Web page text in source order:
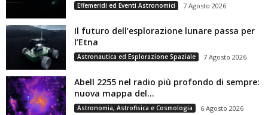
Effemeridi ed Eventi Astronomici 7 Agosto 2026
Il futuro dell’esplorazione lunare passa per
l’Etna
Astronautica ed Esplorazione Spaziale 7 Agosto 2026
Abell 2255 nel radio più profondo di sempre:
nuova mappa del...
Astronomia, Astrofisica e Cosmologia 6 Agosto 2026